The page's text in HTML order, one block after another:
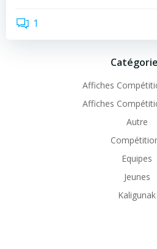
1
Affiches
Affiches
Autre
Equipes
Jeunes
Kaligunak